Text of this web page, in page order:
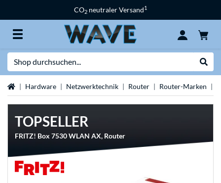
CO2 neutraler Versand1
StartseiteHardware Netzwerktechnik Router Router-Marken
TOPSELLER
FRITZ! Box 7530 WLAN AX, Router